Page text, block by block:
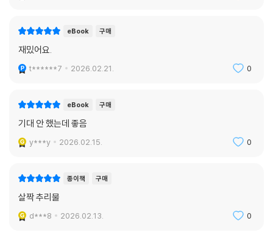
eBook 구매
재밌어요.
t******7 2026.02.21. 0
eBook 구매
기대 안 했는데 좋음
y***y 2026.02.15. 0
종이책 구매
살짝 추리물
d***8 2026.02.13. 0